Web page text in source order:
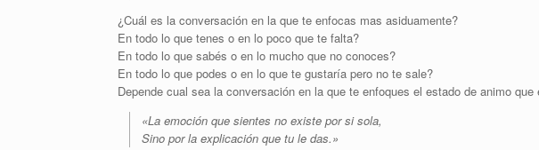
¿Cuál es la conversación en la que te enfocas mas asiduamente?
En todo lo que tenes o en lo poco que te falta?
En todo lo que sabés o en lo mucho que no conoces?
En todo lo que podes o en lo que te gustaría pero no te sale?
Depende cual sea la conversación en la que te enfoques el estado de animo que
«La emoción que sientes no existe por si sola,
Sino por la explicación que tu le das.»